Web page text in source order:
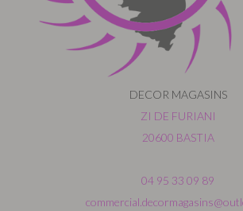
DECOR MAGASINS
ZI DE FURIANI
20600 BASTIA
04 95 33 09 89